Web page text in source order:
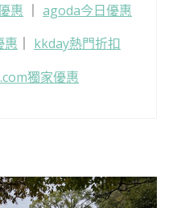
惠 ｜ agoda今日優惠
惠
kkday熱門折扣
獨家優惠